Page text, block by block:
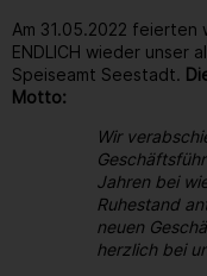
Am 31.05.2022 feierten
ENDLICH wieder unser
Speiseamt Seestadt.
Motto:
Wir
Jahren bei
Ruhestand
neuen
herzlich bei